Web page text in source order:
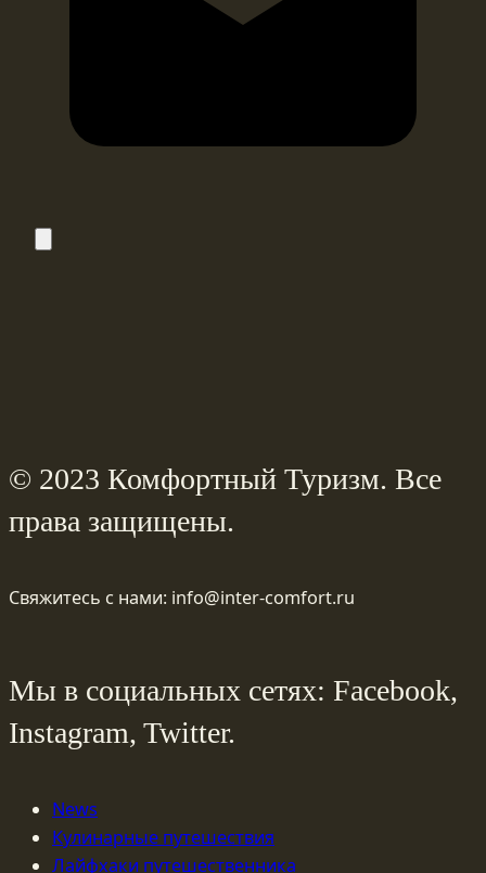
© 2023 Комфортный Туризм. Все
права защищены.
Свяжитесь с нами: info@inter-comfort.ru
Мы в социальных сетях: Facebook,
Instagram, Twitter.
News
Кулинарные путешествия
Лайфхаки путешественника